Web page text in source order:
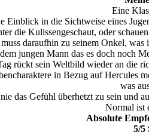
Eine
Einblick in die Sichtweise eines
die Kulissengeschaut, oder
daraufhin zu seinem Onkel,
jungen Mann das es doch noch
rückt sein Weltbild wieder an die
in Bezug auf Hercules
was
das Gefühl überhetzt zu sein und
Normal ist
Absolute
5/5